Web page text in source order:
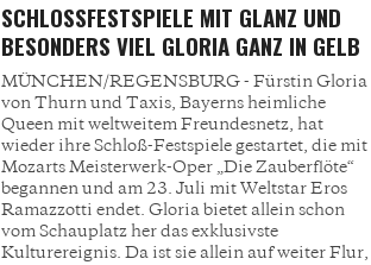
SCHLOSSFESTSPIELE MIT GLANZ UND B
ESONDERS VIEL GLORIA GANZ IN GELB
MÜNCHEN/REGENSBURG - Fürstin Gloria
von Thurn und Taxis, Bayerns heimliche
Queen mit weltweitem Freundesnetz, hat
wieder ihre Schloß-Festspiele gestartet, die mit
Mozarts Meisterwerk-Oper „Die Zauberflöte“
begannen und am 23. Juli mit Weltstar Eros
Ramazzotti endet. Gloria bietet allein schon
vom Schauplatz her das exklusivste
Kulturereignis. Da ist sie allein auf weiter Flur,